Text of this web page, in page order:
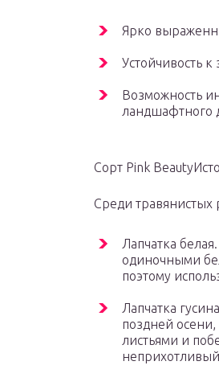
Ярко
Устойчивость
Возможность
ландшафтного
Сорт Pink
Среди
Лапчатка
одиночными
поэтому
Лапчатка
поздней
листьями и